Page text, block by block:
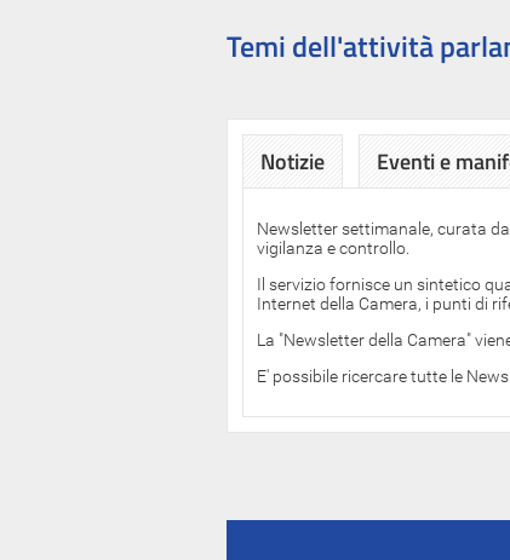
Temi dell'attività
Notizie Eventi e
Newsletter settimanale, curata
vigilanza e controllo.
Il servizio fornisce un sintetico
Internet della Camera, i punti di
La "Newsletter della Camera"
E' possibile ricercare tutte le